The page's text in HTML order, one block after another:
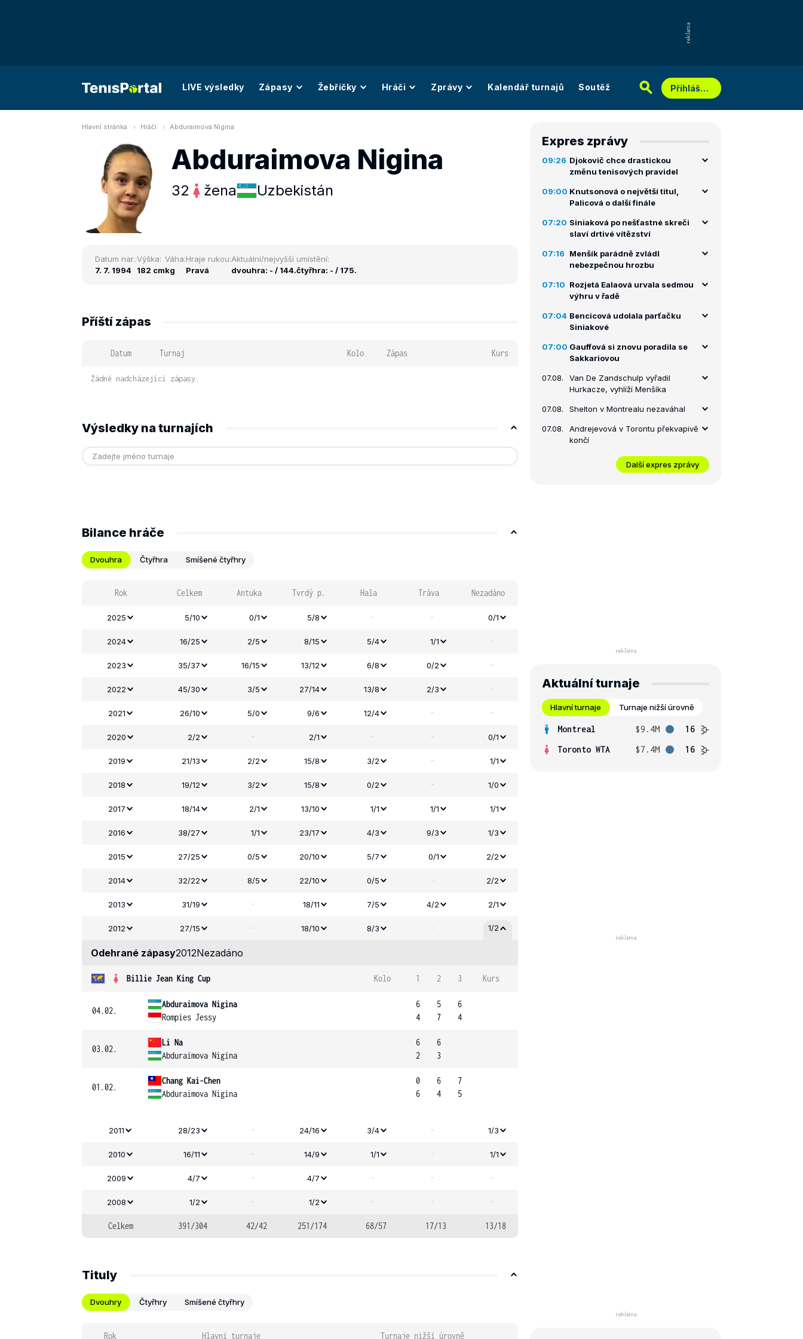
LIVE výsledky Zápasy Žebříčky Hráči Zprávy Kalendář turnajů Soutěž Přihlášení
Hlavní stránka Hráči Abduraimova Nigina
Abduraimova Nigina
32 žena Uzbekistán
Datum nar.:
7. 7. 1994
Výška:
182 cm
Váha:
kg
Hraje rukou:
Pravá
Aktuální/nejvyšší umístění:
dvouhra: - / 144.čtyřhra: - / 175.
Příští zápas
Datum Turnaj Kolo Zápas Kurs
Žádné nadcházející zápasy.
Výsledky na turnajích
Bilance hráče
Dvouhra Čtyřhra Smíšené čtyřhry
Rok Celkem Antuka Tvrdý p. Hala Tráva Nezadáno
2025 5/10 0/1 5/8 - - 0/1
2024 16/25 2/5 8/15 5/4 1/1 -
2023 35/37 16/15 13/12 6/8 0/2 -
2022 45/30 3/5 27/14 13/8 2/3 -
2021 26/10 5/0 9/6 12/4 - -
2020 2/2 - 2/1 - - 0/1
2019 21/13 2/2 15/8 3/2 - 1/1
2018 19/12 3/2 15/8 0/2 - 1/0
2017 18/14 2/1 13/10 1/1 1/1 1/1
2016 38/27 1/1 23/17 4/3 9/3 1/3
2015 27/25 0/5 20/10 5/7 0/1 2/2
2014 32/22 8/5 22/10 0/5 - 2/2
2013 31/19 - 18/11 7/5 4/2 2/1
2012 27/15 - 18/10 8/3 - 1/2
Odehrané zápasy2012Nezadáno
Billie Jean King Cup Kolo 1 2 3 Kurs
04.02.
Abduraimova Nigina
Rompies Jessy
6
4
5
7
6
4
03.02.
Li Na
Abduraimova Nigina
6
2
6
3
01.02.
Chang Kai-Chen
Abduraimova Nigina
0
6
6
4
7
5
2011 28/23 - 24/16 3/4 - 1/3
2010 16/11 - 14/9 1/1 - 1/1
2009 4/7 - 4/7 - - -
2008 1/2 - 1/2 - - -
Celkem 391/304 42/42 251/174 68/57 17/13 13/18
Tituly
Dvouhry Čtyřhry Smíšené čtyřhry
Rok Hlavní turnaje Turnaje nižší úrovně
Expres zprávy
09:26 Djokovič chce drastickou
změnu tenisových pravidel
09:00 Knutsonová o největší titul,
Palicová o další finále
07:20 Siniaková po nešťastné skreči
slaví drtivé vítězství
07:16
Menšík parádně zvládl
nebezpečnou hrozbu
07:10 Rozjetá Ealaová urvala sedmou
výhru v řadě
07:04 Bencicová udolala parťačku
Siniakové
07:00 Gauffová si znovu poradila se
Sakkariovou
07.08.
Van De Zandschulp vyřadil
Hurkacze, vyhlíží Menšíka
07.08. Shelton v Montrealu nezaváhal
07.08.
Andrejevová v Torontu překvapivě
končí
Další expres zprávy
Aktuální turnaje
Hlavní turnaje Turnaje nižší úrovně
Montreal $9.4M
16
Toronto WTA
$7.4M 16